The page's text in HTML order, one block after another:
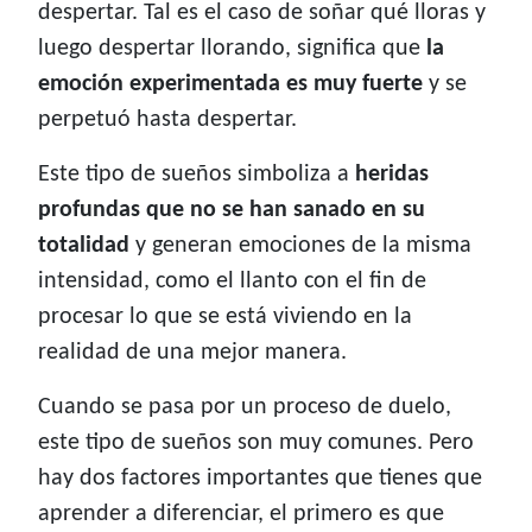
despertar. Tal es el caso de soñar qué lloras y
luego despertar llorando, significa que la
emoción experimentada es muy fuerte y se
perpetuó hasta despertar.
Este tipo de sueños simboliza a heridas
profundas que no se han sanado en su
totalidad y generan emociones de la misma
intensidad, como el llanto con el fin de
procesar lo que se está viviendo en la
realidad de una mejor manera.
Cuando se pasa por un proceso de duelo,
este tipo de sueños son muy comunes. Pero
hay dos factores importantes que tienes que
aprender a diferenciar, el primero es que